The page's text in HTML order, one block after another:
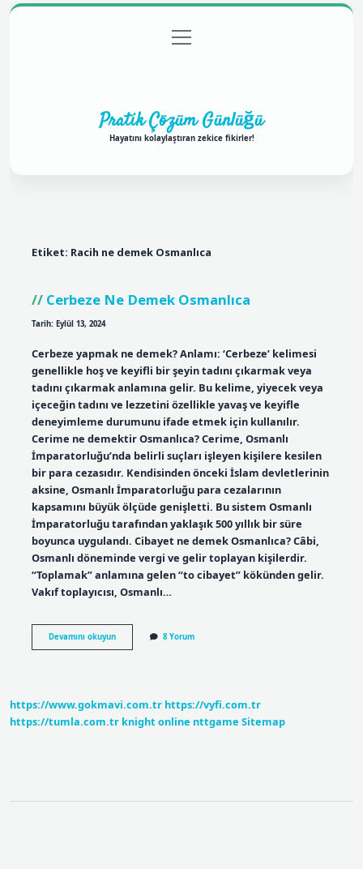
Gizlilik Politikası
menüyü
aç
Pratik Çözüm Günlüğü
Hayatını kolaylaştıran zekice fikirler!
Etiket: Racih ne demek Osmanlıca
Cerbeze Ne Demek Osmanlıca
Tarih: Eylül 13, 2024
Cerbeze yapmak ne demek? Anlamı: ‘Cerbeze’ kelimesi
genellikle hoş ve keyifli bir şeyin tadını çıkarmak veya
tadını çıkarmak anlamına gelir. Bu kelime, yiyecek veya
içeceğin tadını ve lezzetini özellikle yavaş ve keyifle
deneyimleme durumunu ifade etmek için kullanılır.
Cerime ne demektir Osmanlıca? Cerime, Osmanlı
İmparatorluğu’nda belirli suçları işleyen kişilere kesilen
bir para cezasıdır. Kendisinden önceki İslam devletlerinin
aksine, Osmanlı İmparatorluğu para cezalarının
kapsamını büyük ölçüde genişletti. Bu sistem Osmanlı
İmparatorluğu tarafından yaklaşık 500 yıllık bir süre
boyunca uygulandı. Cibayet ne demek Osmanlıca? Câbi,
Osmanlı döneminde vergi ve gelir toplayan kişilerdir.
“Toplamak” anlamına gelen “to cibayet” kökünden gelir.
Vakıf toplayıcısı, Osmanlı…
Devamını okuyunCerbeze
Ne
8 Yorum
https://www.gokmavi.com.tr https://vyfi.com.tr
https://tumla.com.tr knight online nttgame Sitemap